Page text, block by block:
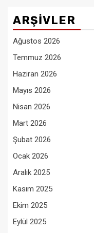
ARŞIVLER
Ağustos 2026
Temmuz 2026
Haziran 2026
Mayıs 2026
Nisan 2026
Mart 2026
Şubat 2026
Ocak 2026
Aralık 2025
Kasım 2025
Ekim 2025
Eylül 2025